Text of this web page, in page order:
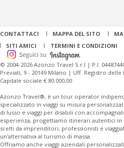
CONTATTACI MAPPA DEL SITO
SITI AMICI
TERMINI E CONDIZIONI
© 2004-2026 Azonzo Travel S.r.l | P.I.
Previati, 9 - 20149 Milano | Uff. Registro delle
Capitale sociale € 80.000,00
Azonzo Travel®, è un tour operator
specializzato in viaggi su misura
di lusso e viaggi per disabili con
esperienza, progettiamo itinerari autentici
scelti da imprenditori, professionisti e
un'alternativa al turismo di massa.
Offriamo anche viaggi aziendali